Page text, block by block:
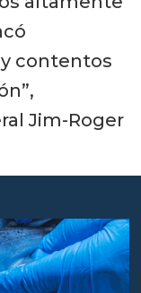
contentos
Jim-Roger